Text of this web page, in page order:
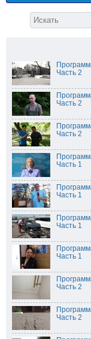
Часть 2
Часть 2
Часть 2
Часть 1
Часть 1
Часть 1
Часть 1
Часть 2
Часть 2